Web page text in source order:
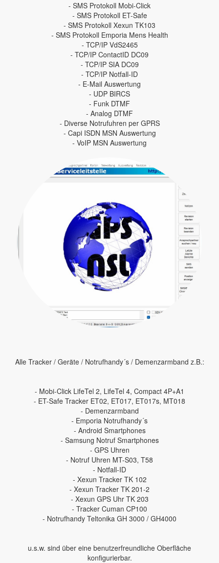
- SMS Protokoll Mobi-Click
- SMS Protokoll ET-Safe
- SMS Protokoll Xexun TK103
- SMS Protokoll Emporia Mens Health
- TCP/IP VdS2465
- TCP/IP ContactID DC09
- TCP/IP SIA DC09
- TCP/IP Notfall-ID
- E-Mail Auswertung
- UDP BIRCS
- Funk DTMF
- Analog DTMF
- Diverse Notrufuhren per GPRS
- Capi ISDN MSN Auswertung
- VoIP MSN Auswertung
Alle Tracker / Geräte / Notrufhandy´s / Demenzarmband z.B.:
- Mobi-Click LifeTel 2, LifeTel 4, Compact 4P+A1
- ET-Safe Tracker ET02, ET017, ET017s, MT018
- Demenzarmband
- Emporia Notrufhandy´s
- Android Smartphones
- Samsung Notruf Smartphones
- GPS Uhren
- Notruf Uhren MT-S03, T58
- Notfall-ID
- Xexun Tracker TK 102
- Xexun Tracker TK 201-2
- Xexun GPS Uhr TK 203
- Tracker Cuman CP100
- Notrufhandy Teltonika GH 3000 / GH4000
u.s.w. sind über eine benutzerfreundliche Oberfläche
konfigurierbar.